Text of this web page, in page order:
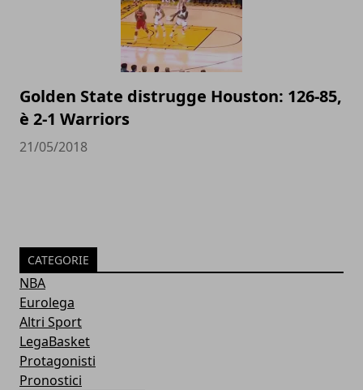
Golden State distrugge Houston: 126-85,
è 2-1 Warriors
21/05/2018
CATEGORIE
NBA
Eurolega
Altri Sport
LegaBasket
Protagonisti
Pronostici